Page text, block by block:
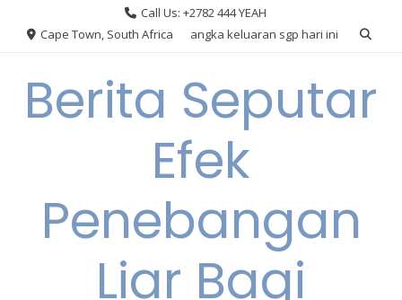
Call Us: +2782 444 YEAH
Cape Town, South Africa
angka keluaran sgp hari ini
Berita Seputar
Efek
Penebangan
Liar Bagi